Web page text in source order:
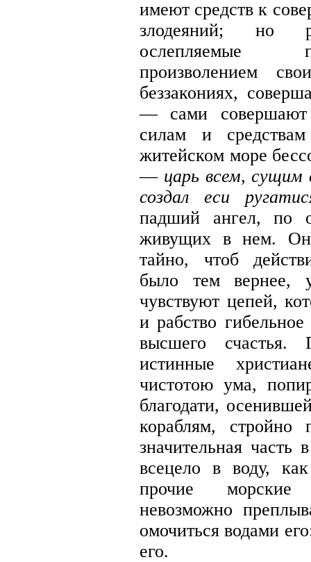
имеют средств к
злодеяний; но
ослепляемые
произволением
беззакониях,
— сами совершают
силам и
житейском море
— царь всем, сущим
создал еси
падший ангел, по
живущих в нем. Он
тайно, чтоб
было тем вернее,
чувствуют цепей,
и рабство
высшего счастья.
истинные
чистотою ума,
благодати,
кораблям,
значительная
всецело в воду,
прочие морские
невозможно
омочиться водами
его.